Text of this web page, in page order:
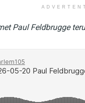
Paul Feldbrugge